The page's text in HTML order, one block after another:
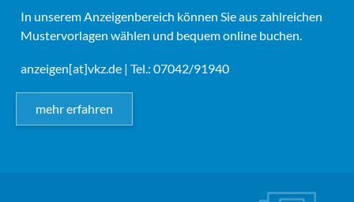
In unserem Anzeigenbereich können Sie aus zahlreichen
Mustervorlagen wählen und bequem online buchen.
anzeigen[at]vkz.de | Tel.: 07042/91940
mehr erfahren